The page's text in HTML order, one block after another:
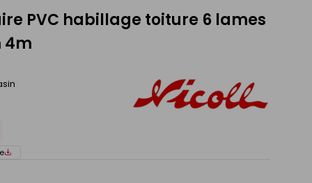
PVC habillage toiture 6 lames
4m